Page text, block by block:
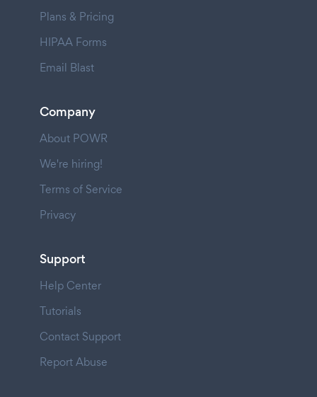
Plans & Pricing
HIPAA Forms
Email Blast
Company
About POWR
We're hiring!
Terms of Service
Privacy
Support
Help Center
Tutorials
Contact Support
Report Abuse